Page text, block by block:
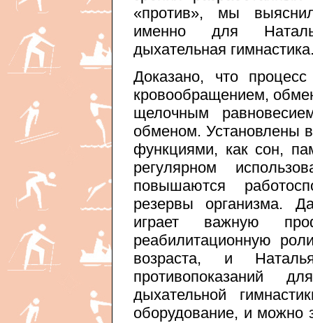
«против», мы
именно для
дыхательная
Доказано, что
кровообращением,
щелочным
обменом. Установлены
функциями, как сон,
регулярном
повышаются
резервы организма.
играет важную
реабилитационную
возраста, и
противопоказаний
дыхательной
оборудование, и можно